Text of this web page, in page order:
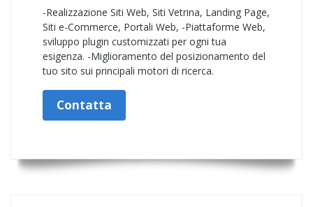
-Realizzazione Siti Web, Siti Vetrina, Landing Page,
Siti e-Commerce, Portali Web, -Piattaforme Web,
sviluppo plugin customizzati per ogni tua
esigenza. -Miglioramento del posizionamento del
tuo sito sui principali motori di ricerca.
Contatta